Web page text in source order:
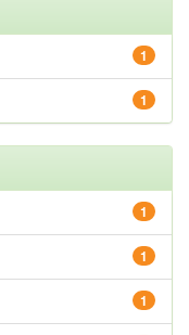
1
1
1
1
1